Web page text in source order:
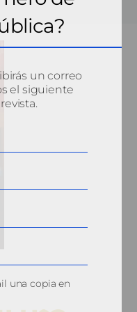
un correo
el siguiente
una copia en